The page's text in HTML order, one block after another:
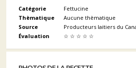
Catégorie
Fettucine
Thèmatique
Aucune thèmatique
Source
Producteurs laitiers du
Évaluation
☆ ☆ ☆ ☆ ☆